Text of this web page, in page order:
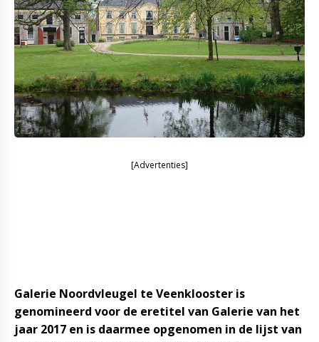
[Advertenties]
Galerie Noordvleugel te Veenklooster is
genomineerd voor de eretitel van Galerie van het
jaar 2017 en is daarmee opgenomen in de lijst van